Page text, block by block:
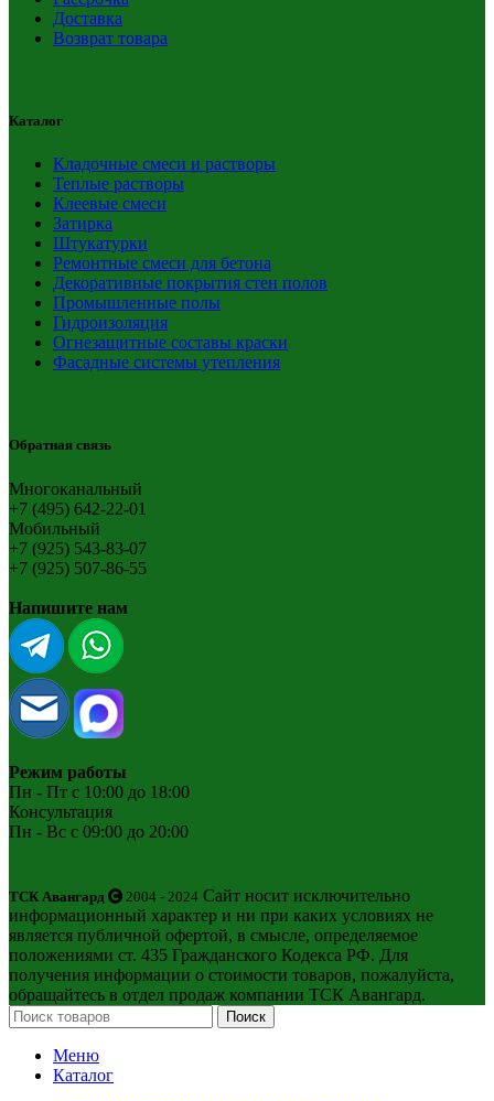
Доставка
Возврат товара
Каталог
Кладочные смеси и растворы
Теплые растворы
Клеевые смеси
Затирка
Штукатурки
Ремонтные смеси для бетона
Декоративные покрытия стен полов
Промышленные полы
Гидроизоляция
Огнезащитные составы краски
Фасадные системы утепления
Обратная связь
Многоканальный
+7 (495) 642-22-01
Мобильный
+7 (925) 543-83-07
+7 (925) 507-86-55
Напишите нам
Режим работы
Пн - Пт с 10:00 до 18:00
Консультация
Пн - Вс с 09:00 до 20:00
ТСК Авангард 2004 - 2024 Сайт носит исключительно
информационный характер и ни при каких условиях не
является публичной офертой, в смысле, определяемое
положениями ст. 435 Гражданского Кодекса РФ. Для
получения информации о стоимости товаров, пожалуйста,
обращайтесь в отдел продаж компании ТСК Авангард.
Поиск
Меню
Каталог